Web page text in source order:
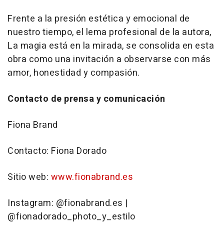
Frente a la presión estética y emocional de
nuestro tiempo, el lema profesional de la autora,
La magia está en la mirada, se consolida en esta
obra como una invitación a observarse con más
amor, honestidad y compasión.
Contacto de prensa y comunicación
Fiona Brand
Contacto: Fiona Dorado
Sitio web: www.fionabrand.es
Instagram: @fionabrand.es |
@fionadorado_photo_y_estilo